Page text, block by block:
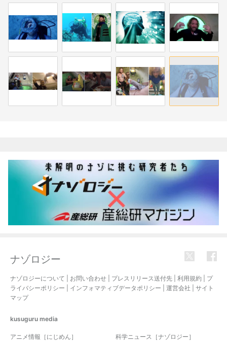
ナゾロジー
ナゾロジーについて お問い合わせ プレスリリース送付先 利用規約
プ
ライバシーポリシー
インフォマティブデータポリシー 運営会社
サイト
マップ
kusuguru media
アニメ情報［にじめん］ 科学ニュース［ナゾロジー］